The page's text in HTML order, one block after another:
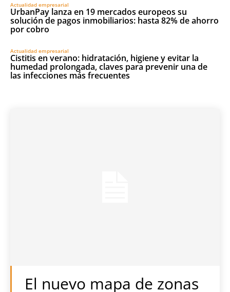
Actualidad empresarial
UrbanPay lanza en 19 mercados europeos su
solución de pagos inmobiliarios: hasta 82% de ahorro
por cobro
Actualidad empresarial
Cistitis en verano: hidratación, higiene y evitar la
humedad prolongada, claves para prevenir una de
las infecciones más frecuentes
El nuevo mapa de zonas